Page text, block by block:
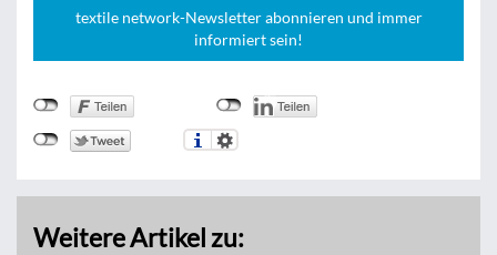
textile network-Newsletter abonnieren und immer
informiert sein!
Weitere Artikel zu: